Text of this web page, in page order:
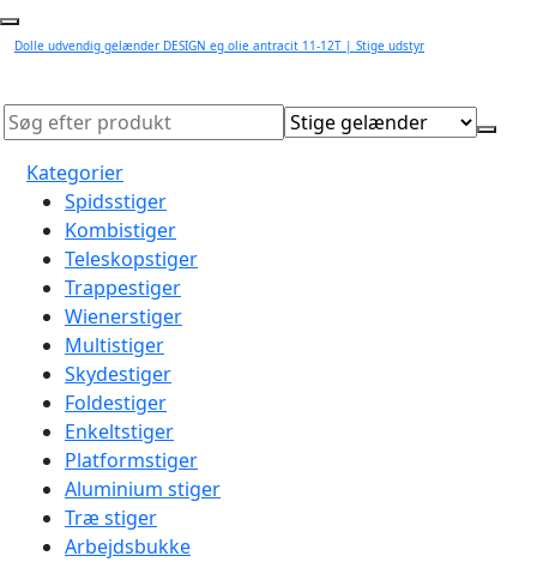
Dolle udvendig gelænder DESIGN eg olie antracit 11-12T | Stige udstyr
Kategorier
Spidsstiger
Kombistiger
Teleskopstiger
Trappestiger
Wienerstiger
Multistiger
Skydestiger
Foldestiger
Enkeltstiger
Platformstiger
Aluminium stiger
Træ stiger
Arbejdsbukke